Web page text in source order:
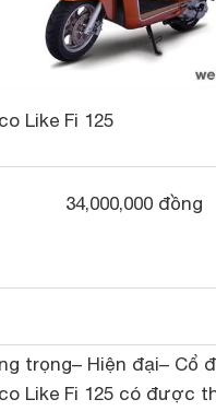
Like Fi 125
34,000,000 đồng
trọng– Hiện đại– Cổ
Like Fi 125 có được